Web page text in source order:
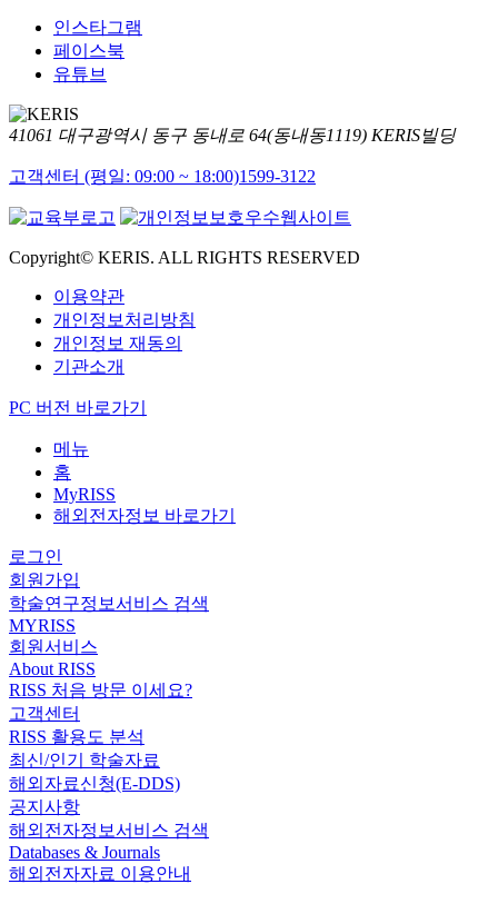
인스타그램
페이스북
유튜브
41061 대구광역시 동구 동내로 64(동내동1119) KERIS빌딩
고객센터 (평일: 09:00 ~ 18:00)1599-3122
Copyright© KERIS. ALL RIGHTS RESERVED
이용약관
개인정보처리방침
개인정보 재동의
기관소개
PC 버전 바로가기
메뉴
홈
MyRISS
해외전자정보 바로가기
로그인
회원가입
학술연구정보서비스 검색
MYRISS
회원서비스
About RISS
RISS 처음 방문 이세요?
고객센터
RISS 활용도 분석
최신/인기 학술자료
해외자료신청(E-DDS)
공지사항
해외전자정보서비스 검색
Databases & Journals
해외전자자료 이용안내